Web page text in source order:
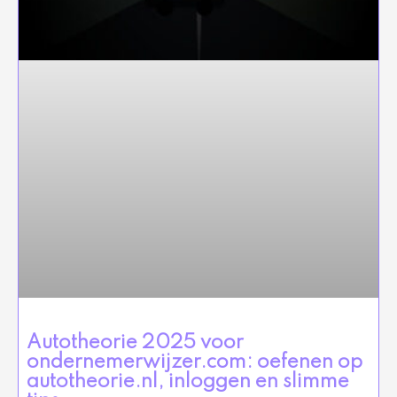
Autotheorie 2025 voor
ondernemerwijzer.com: oefenen op
autotheorie.nl, inloggen en slimme